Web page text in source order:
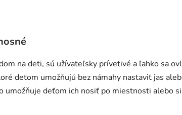
na deti, sú užívateľsky prívetivé a ľahko sa
deťom umožňujú bez námahy nastaviť jas
umožňuje deťom ich nosiť po miestnosti alebo